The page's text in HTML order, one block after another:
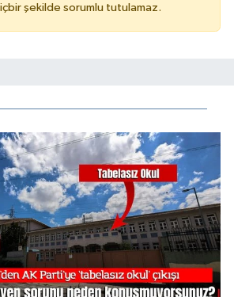
şekilde sorumlu tutulamaz.